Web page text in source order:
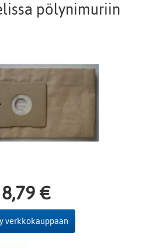
pölynimuriin
8,79 €
verkkokauppaan